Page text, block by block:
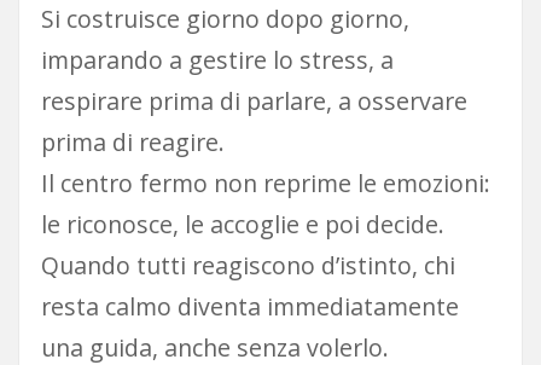
Si costruisce giorno dopo giorno,
imparando a gestire lo stress, a
respirare prima di parlare, a osservare
prima di reagire.
Il centro fermo non reprime le emozioni:
le riconosce, le accoglie e poi decide.
Quando tutti reagiscono d’istinto, chi
resta calmo diventa immediatamente
una guida, anche senza volerlo.